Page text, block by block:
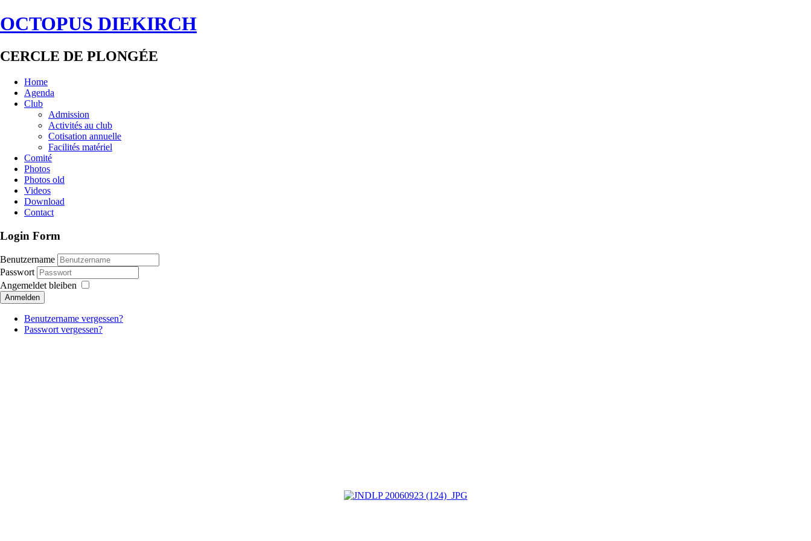
OCTOPUS DIEKIRCH
CERCLE DE PLONGÉE
Home
Agenda
Club
Admission
Activités au club
Cotisation annuelle
Facilités matériel
Comité
Photos
Photos old
Videos
Download
Contact
Login Form
Benutzername
Passwort
Angemeldet bleiben
Anmelden
Benutzername vergessen?
Passwort vergessen?